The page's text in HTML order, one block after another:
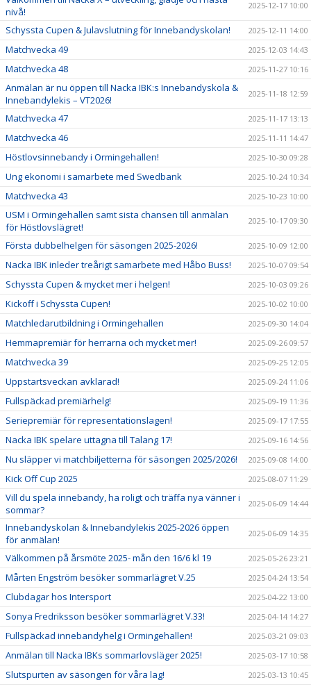
nivå!
2025-12-17 10:00
Schyssta Cupen & Julavslutning för Innebandyskolan! 2025-12-11 14:00
Matchvecka 49 2025-12-03 14:43
Matchvecka 48 2025-11-27 10:16
Anmälan är nu öppen till Nacka IBK:s Innebandyskola &
Innebandylekis – VT2026!
2025-11-18 12:59
Matchvecka 47 2025-11-17 13:13
Matchvecka 46 2025-11-11 14:47
Höstlovsinnebandy i Ormingehallen! 2025-10-30 09:28
Ung ekonomi i samarbete med Swedbank 2025-10-24 10:34
Matchvecka 43 2025-10-23 10:00
USM i Ormingehallen samt sista chansen till anmälan
för Höstlovslägret!
2025-10-17 09:30
Första dubbelhelgen för säsongen 2025-2026! 2025-10-09 12:00
Nacka IBK inleder treårigt samarbete med Håbo Buss! 2025-10-07 09:54
Schyssta Cupen & mycket mer i helgen! 2025-10-03 09:26
Kickoff i Schyssta Cupen! 2025-10-02 10:00
Matchledarutbildning i Ormingehallen 2025-09-30 14:04
Hemmapremiär för herrarna och mycket mer! 2025-09-26 09:57
Matchvecka 39 2025-09-25 12:05
Uppstartsveckan avklarad! 2025-09-24 11:06
Fullspäckad premiärhelg! 2025-09-19 11:36
Seriepremiär för representationslagen! 2025-09-17 17:55
Nacka IBK spelare uttagna till Talang 17! 2025-09-16 14:56
Nu släpper vi matchbiljetterna för säsongen 2025/2026! 2025-09-08 14:00
Kick Off Cup 2025 2025-08-07 11:29
Vill du spela innebandy, ha roligt och träffa nya vänner i
sommar?
2025-06-09 14:44
Innebandyskolan & Innebandylekis 2025-2026 öppen
för anmälan!
2025-06-09 14:35
Välkommen på årsmöte 2025- mån den 16/6 kl 19 2025-05-26 23:21
Mårten Engström besöker sommarlägret V.25 2025-04-24 13:54
Clubdagar hos Intersport 2025-04-22 13:00
Sonya Fredriksson besöker sommarlägret V.33! 2025-04-14 14:27
Fullspäckad innebandyhelg i Ormingehallen! 2025-03-21 09:03
Anmälan till Nacka IBKs sommarlovsläger 2025! 2025-03-17 10:58
Slutspurten av säsongen för våra lag! 2025-03-13 10:45